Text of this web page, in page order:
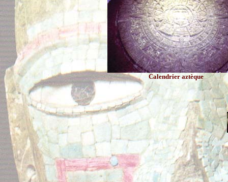
Calendrier aztèque